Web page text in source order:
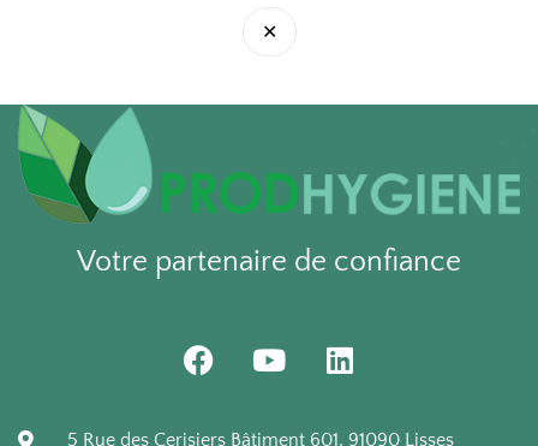
✕
Votre partenaire de confiance
F
a
e
Y
o
t
L
i
k
5 Rue des Cerisiers Bâtiment 601, 91090 Lisses